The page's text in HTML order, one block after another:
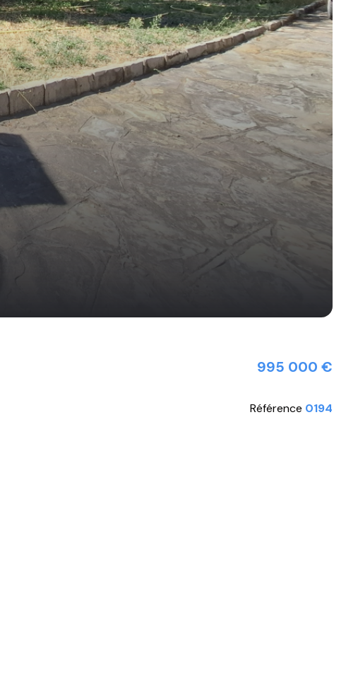
995 000 €
Référence 0194